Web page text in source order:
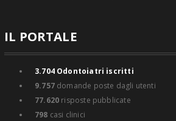
IL PORTALE
3.704Odontoiatri iscritti
9.757domande poste dagli utenti
77.620 risposte pubblicate
798 casi clinici